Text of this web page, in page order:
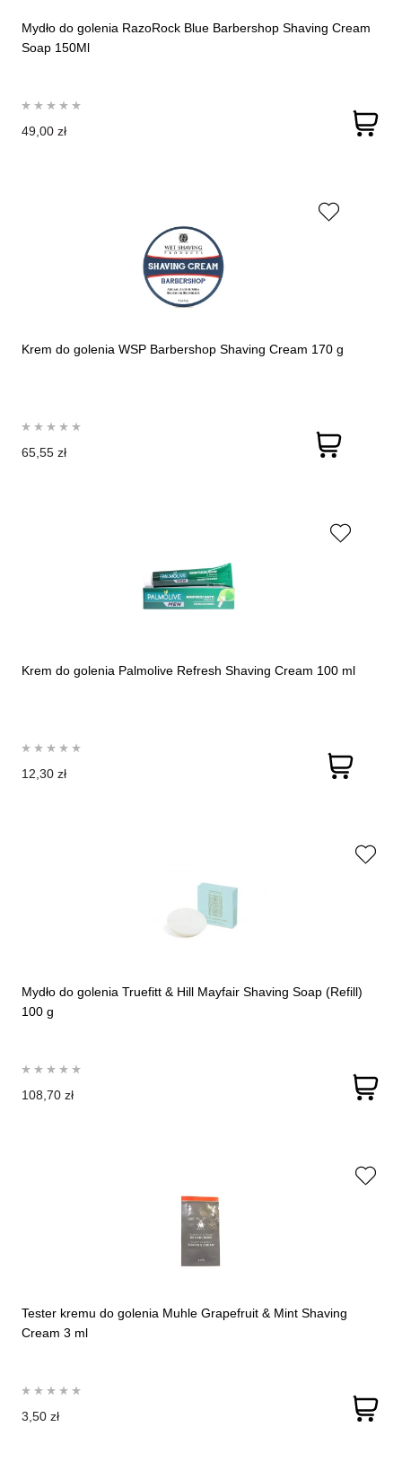
Mydło do golenia RazoRock Blue Barbershop Shaving Cream
Soap 150Ml
49,00 zł
Krem do golenia WSP Barbershop Shaving Cream 170 g
65,55 zł
Krem do golenia Palmolive Refresh Shaving Cream 100 ml
12,30 zł
Mydło do golenia Truefitt & Hill Mayfair Shaving Soap (Refill)
100 g
108,70 zł
Tester kremu do golenia Muhle Grapefruit & Mint Shaving
Cream 3 ml
3,50 zł